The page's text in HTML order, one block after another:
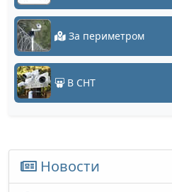
За периметром
В СНТ
Новости